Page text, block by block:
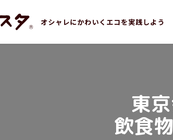
オシャレにかわいくエコを実践しよう
東
飲食